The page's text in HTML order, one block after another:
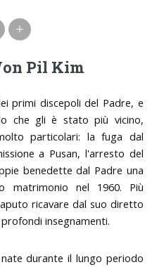
+
Pil Kim
primi discepoli del Padre, e
che gli è stato più vicino,
particolari: la fuga dal
a Pusan, l'arresto del
benedette dal Padre una
matrimonio nel 1960. Più
ricavare dal suo diretto
insegnamenti.
durante il lungo periodo